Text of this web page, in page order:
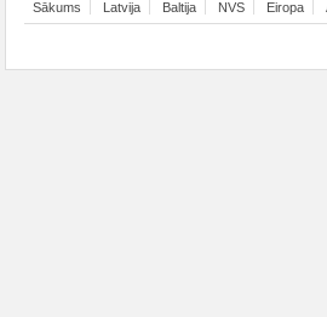
Sākums Latvija Baltija NVS Eiropa